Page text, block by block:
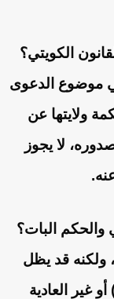
موضوع الدعوى
ولايتها عن
لا يجوز
ولكنه قد يظل
غير العادية